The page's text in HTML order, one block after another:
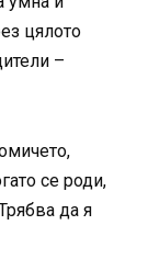
цялото
–
се роди,
да я